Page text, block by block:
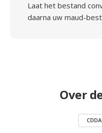
Laat het bestand
daarna uw maud-
Over
CDDA